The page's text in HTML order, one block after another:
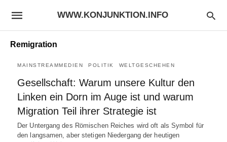
WWW.KONJUNKTION.INFO
Remigration
MAINSTREAMMEDIEN POLITIK WELTGESCHEHEN
Gesellschaft: Warum unsere Kultur den
Linken ein Dorn im Auge ist und warum
Migration Teil ihrer Strategie ist
Der Untergang des Römischen Reiches wird oft als Symbol für
den langsamen, aber stetigen Niedergang der heutigen